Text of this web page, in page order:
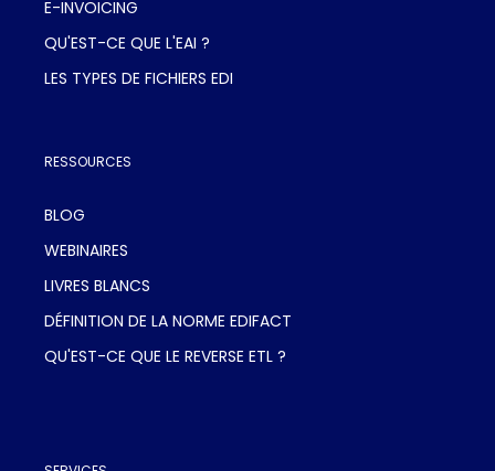
E-INVOICING
QU'EST-CE QUE L'EAI ?
LES TYPES DE FICHIERS EDI
RESSOURCES
BLOG
WEBINAIRES
LIVRES BLANCS
DÉFINITION DE LA NORME EDIFACT
QU'EST-CE QUE LE REVERSE ETL ?